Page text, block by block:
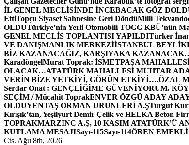
İL GENEL MECLİSİNDE İNCEBACAK GÖZ
EttiTopçu Siyaset Sahnesine Geri DöndüMilli
OLDUTürkiye’nin Yerli Otomobili TOGG KBÜ’nün
GENEL MECLİS TOPLANTISI YAPILDITürker
VE DANIŞMANLIK MERKEZİİSTANBUL
BİZ KAZANACAĞIZ, KARŞIYAKA
KaradöngelMurat Toprak: İSMETPAŞA
OLACAK…ATATÜRK MAHALLESİ MUHTAR
VERİN BİZE YETKİYİ, GÖRÜN ETKİYİ….ÖZAL
Serdar Onat : GENÇLİĞİME GÜVENİYORUM.
SEÇİM / Mücahit ToprakENVER ÖZGÜ ADAY
OLDUYENTAŞ ORMAN ÜRÜNLERİ A.ŞTurgut
Kırışık’tan, Yeşilyurt Demir Çelik ve HELKA Beton
TOPRAKMARZINC A.Ş, 10 KASIM ATATÜRK’Ü
KUTLAMA MESAJISayı-115Sayı-114ÖREN
Cts. Ağu 8th, 2026